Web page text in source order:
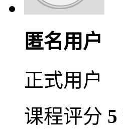
匿名用户
正式用户
课程评分 5